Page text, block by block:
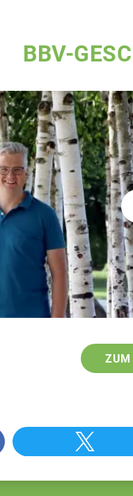
BBV-
ZUM